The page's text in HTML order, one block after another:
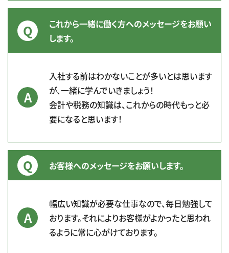
これから一緒に働く方へのメッセージをお願い
します。
入社する前はわかないことが多いとは思います
が、一緒に学んでいきましょう！
会計や税務の知識は、これからの時代もっと必
要になると思います！
お客様へのメッセージをお願いします。
幅広い知識が必要な仕事なので、毎日勉強して
おります。それによりお客様がよかったと思われ
るように常に心がけております。